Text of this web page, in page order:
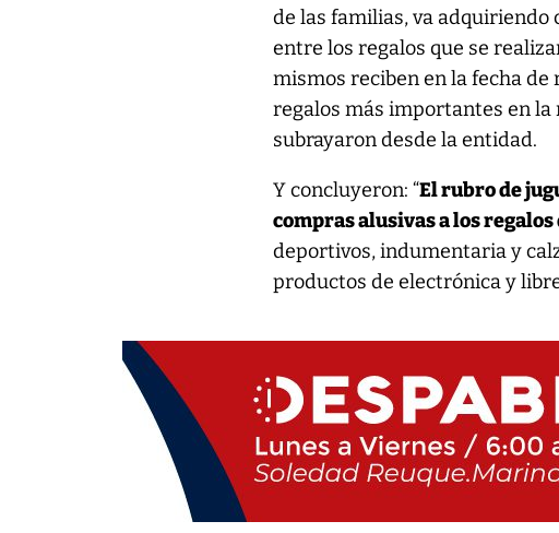
de las familias, va
entre los regalos que se
mismos reciben en la fecha
regalos más importantes en la
subrayaron desde la entidad.
Y concluyeron: “El rubro de
compras alusivas a los regalos
deportivos, indumentaria y
productos de electrónica y